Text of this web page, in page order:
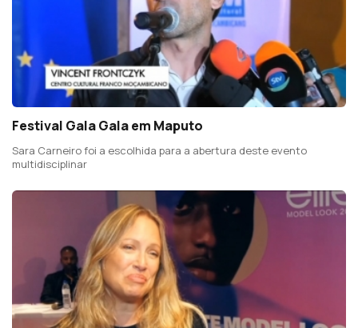
Festival Gala Gala em Maputo
Sara Carneiro foi a escolhida para a abertura deste evento
multidisciplinar